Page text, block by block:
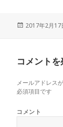
投
2017年2月17
コメント
メールアドレス
必須項目です
コメント